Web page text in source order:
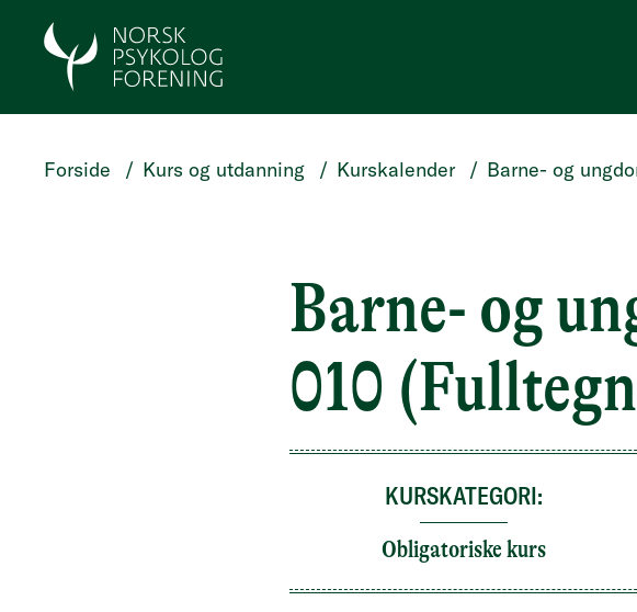
HOPP TIL HOVEDINNHOLD
Forside / Kurs og utdanning / Kurskalender / Barne- og
Barne- og
010
KURSKATEGORI:
Obligatoriske kurs